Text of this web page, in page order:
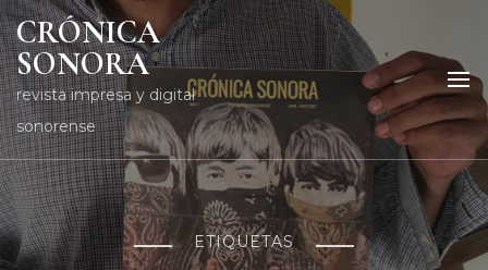
CRÓNICA
SONORA
revista impresa y digital
sonorense
ETIQUETAS